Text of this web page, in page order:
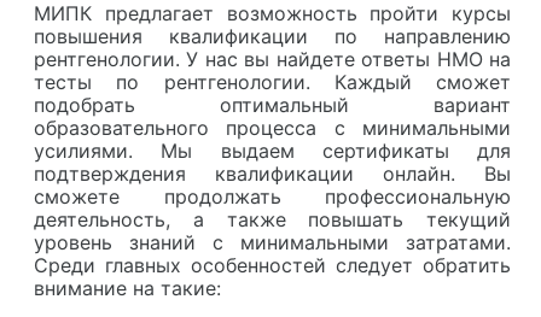
МИПК предлагает возможность пройти курсы
повышения квалификации по направлению
рентгенологии. У нас вы найдете ответы НМО на
тесты по рентгенологии. Каждый сможет
подобрать оптимальный вариант
образовательного процесса с минимальными
усилиями. Мы выдаем сертификаты для
подтверждения квалификации онлайн. Вы
сможете продолжать профессиональную
деятельность, а также повышать текущий
уровень знаний с минимальными затратами.
Среди главных особенностей следует обратить
внимание на такие: